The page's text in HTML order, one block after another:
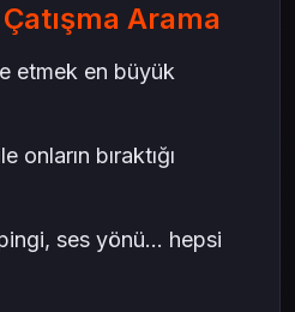
Arama
etmek en büyük
onların bıraktığı
ses yönü… hepsi